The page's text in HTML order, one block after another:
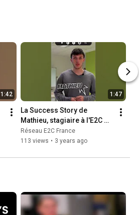
1:42 1:47
La Success Story de
Mathieu, stagiaire à l'E2C
Grenoble
Réseau E2C France
113 views • 3 years ago